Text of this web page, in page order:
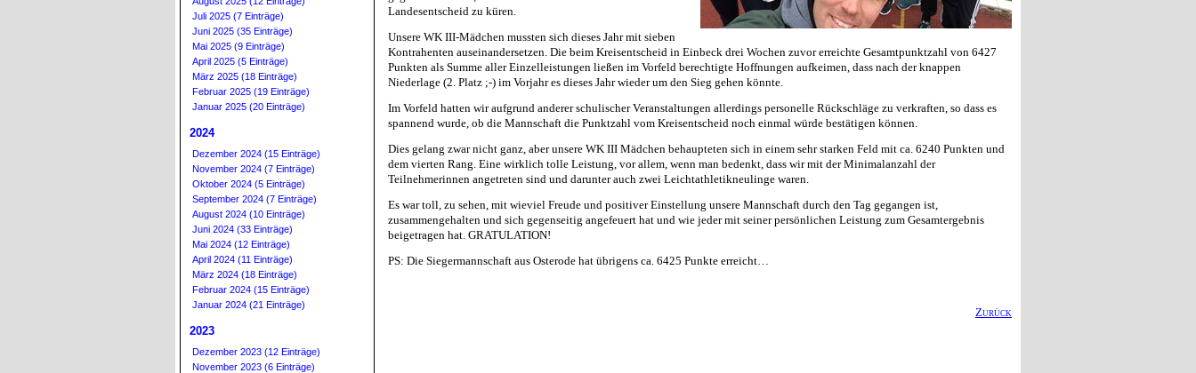
Landesentscheid zu küren.
Unsere WK III-Mädchen mussten sich dieses Jahr mit sieben
Kontrahenten auseinandersetzen. Die beim Kreisentscheid in Einbeck drei Wochen zuvor erreichte Gesamtpunktzahl von 6427
Punkten als Summe aller Einzelleistungen ließen im Vorfeld berechtigte Hoffnungen aufkeimen, dass nach der knappen
Niederlage (2. Platz ;-) im Vorjahr es dieses Jahr wieder um den Sieg gehen könnte.
Im Vorfeld hatten wir aufgrund anderer schulischer Veranstaltungen allerdings personelle Rückschläge zu verkraften, so dass es
spannend wurde, ob die Mannschaft die Punktzahl vom Kreisentscheid noch einmal würde bestätigen können.
Dies gelang zwar nicht ganz, aber unsere WK III Mädchen behaupteten sich in einem sehr starken Feld mit ca. 6240 Punkten und
dem vierten Rang. Eine wirklich tolle Leistung, vor allem, wenn man bedenkt, dass wir mit der Minimalanzahl der
Teilnehmerinnen angetreten sind und darunter auch zwei Leichtathletikneulinge waren.
Es war toll, zu sehen, mit wieviel Freude und positiver Einstellung unsere Mannschaft durch den Tag gegangen ist,
zusammengehalten und sich gegenseitig angefeuert hat und wie jeder mit seiner persönlichen Leistung zum Gesamtergebnis
beigetragen hat. GRATULATION!
PS: Die Siegermannschaft aus Osterode hat übrigens ca. 6425 Punkte erreicht…
Zurück
Juli 2025 (7 Einträge)
Juni 2025 (35 Einträge)
Mai 2025 (9 Einträge)
April 2025 (5 Einträge)
März 2025 (18 Einträge)
Februar 2025 (19 Einträge)
Januar 2025 (20 Einträge)
2024
Dezember 2024 (15 Einträge)
November 2024 (7 Einträge)
Oktober 2024 (5 Einträge)
September 2024 (7 Einträge)
August 2024 (10 Einträge)
Juni 2024 (33 Einträge)
Mai 2024 (12 Einträge)
April 2024 (11 Einträge)
März 2024 (18 Einträge)
Februar 2024 (15 Einträge)
Januar 2024 (21 Einträge)
2023
Dezember 2023 (12 Einträge)
November 2023 (6 Einträge)